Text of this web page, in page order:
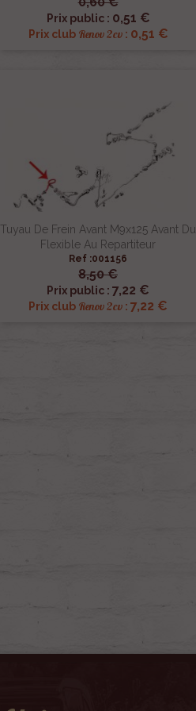
Prix public : 0,51 €
Prix club Renov 2cv: 0,51 €
 Aperçu rapide
Tuyau De Frein Avant M9x125 Avant Du
Flexible Au Repartiteur
Ref :001156
8,50 €
Prix public : 7,22 €
Prix club Renov 2cv : 7,22 €
 Aperçu rapide